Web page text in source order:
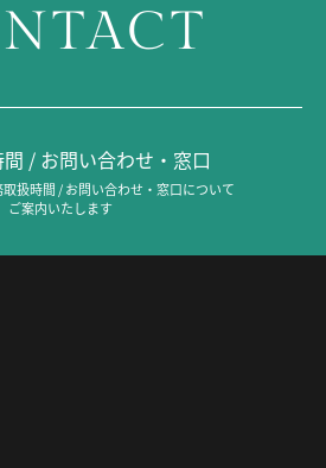
/ お問い合わせ・窓口
扱時間 / お問い合わせ・窓口について
ご案内いたします